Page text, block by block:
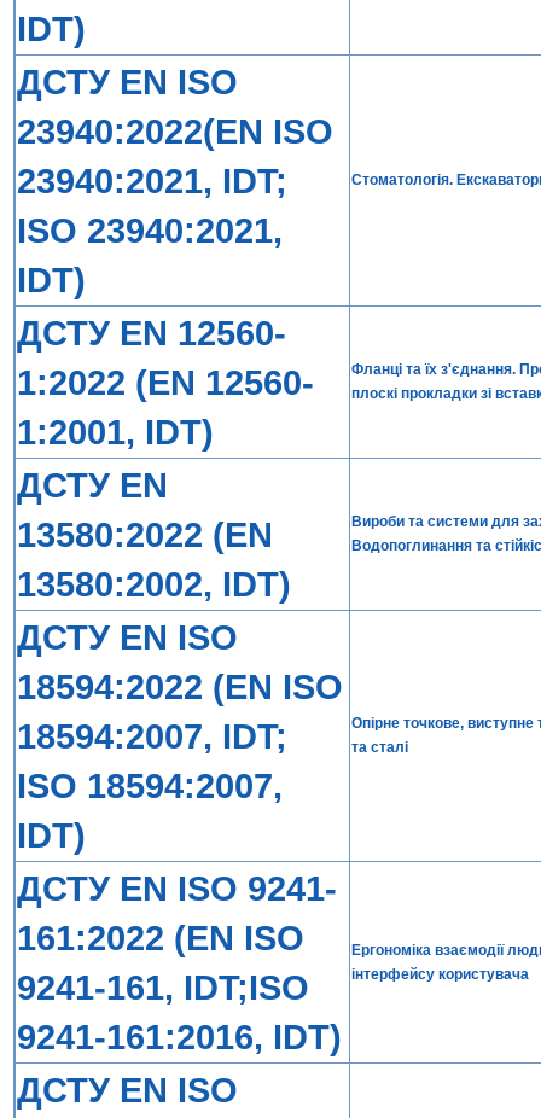
IDT)
ДСТУ EN ISO
23940:2022(EN ISO
23940:2021, IDT;
ISO 23940:2021,
IDT)
Стоматологія.
ДСТУ EN 12560-
1:2022 (EN 12560-
1:2001, IDT)
Фланці та їх з'єднання.
плоскі прокладки зі
ДСТУ EN
13580:2022 (EN
13580:2002, IDT)
Вироби та системи для
Водопоглинання та
ДСТУ EN ISO
18594:2022 (EN ISO
18594:2007, IDT;
ISO 18594:2007,
IDT)
Опірне точкове,
та сталі
ДСТУ EN ISO 9241-
161:2022 (EN ISO
9241-161, IDT;ISO
9241-161:2016, IDT)
Ергономіка взаємодії
інтерфейсу користувача
ДСТУ EN ISO